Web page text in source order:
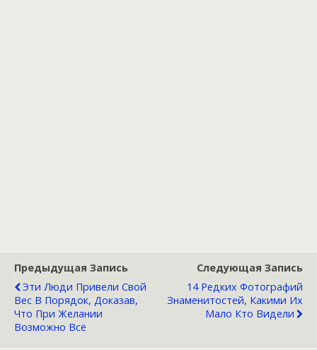
Предыдущая Запись
Эти Люди Привели Свой
Вес В Порядок, Доказав,
Что При Желании
Возможно Всё
Следующая Запись
14 Редких Фотографий
Знаменитостей, Какими Их
Мало Кто Видели